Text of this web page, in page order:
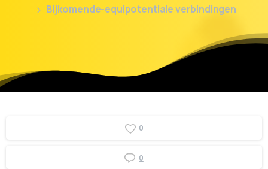
Bijkomende-equipotentiale verbindingen
0
0